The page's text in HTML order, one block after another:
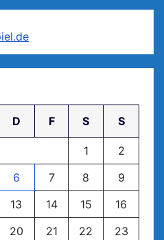
D F S S
1
2
6 7 8
9
13 14 15
16
20 21 22
23